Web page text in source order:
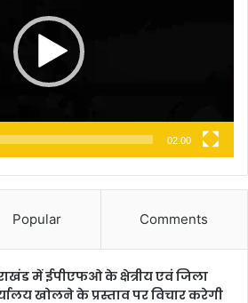
02:00
Popular Comments
में ईपीएफओ के क्षेत्रीय एवं जिला
खोलने के प्रस्ताव पर विचार करेगी